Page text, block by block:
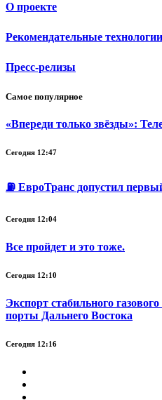
О проекте
Рекомендательные технологии
Пресс-релизы
Самое популярное
«Впереди только звёзды»:
Сегодня 12:47
⛽ ЕвроТранс допустил
Сегодня 12:04
Все пройдет и это тоже.
Сегодня 12:10
Экспорт стабильного
порты Дальнего Востока
Сегодня 12:16